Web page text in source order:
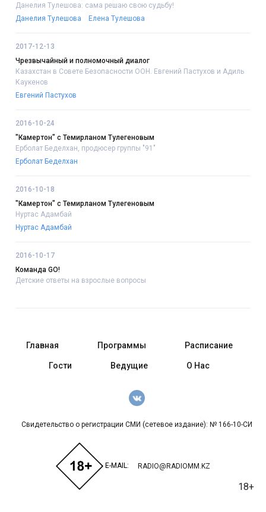
Данелия Тулешова: сама решаю свою судьбу!
Данелия Тулешова
Елена Тулешова
2017-12-13
Чрезвычайный и полномочный диалог
Казахстан в Совете Безопасности ООН. Евгений Пастухов и Адиль
Каукенов
Евгений Пастухов
2016-10-24
"Камертон" с Темирланом Тулегеновым
Ерболат Беделхан, продюсер группы "91"
Ерболат Беделхан
2016-10-18
"Камертон" с Темирланом Тулегеновым
Нуртас Адамбай
Нуртас Адамбай
2016-10-17
Команда GO!
Детские ответы на взрослые вопросы
18+
Главная Программы Расписание
Гости Ведущие О Нас
Свидетельство о регистрации СМИ (сетевое издание): № 166-10-СИ
E-MAIL: RADIO@RADIOMM.KZ